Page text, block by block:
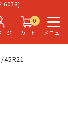
6038]
ージ
0
カート
メニュー
45R21